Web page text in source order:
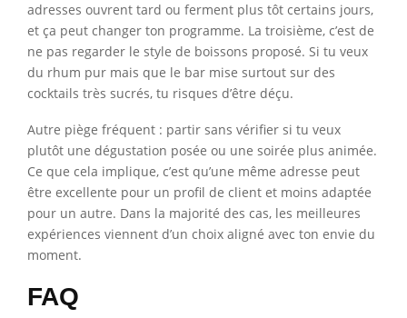
adresses ouvrent tard ou ferment plus tôt certains jours,
et ça peut changer ton programme. La troisième, c’est de
ne pas regarder le style de boissons proposé. Si tu veux
du rhum pur mais que le bar mise surtout sur des
cocktails très sucrés, tu risques d’être déçu.
Autre piège fréquent : partir sans vérifier si tu veux
plutôt une dégustation posée ou une soirée plus animée.
Ce que cela implique, c’est qu’une même adresse peut
être excellente pour un profil de client et moins adaptée
pour un autre. Dans la majorité des cas, les meilleures
expériences viennent d’un choix aligné avec ton envie du
moment.
FAQ